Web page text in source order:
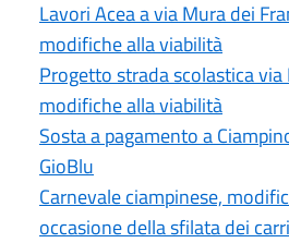
Lavori Acea a via Mura dei
modifiche alla viabilità
Progetto strada scolastica via
modifiche alla viabilità
Sosta a pagamento a
GioBlu
Carnevale ciampinese,
occasione della sfilata dei carri